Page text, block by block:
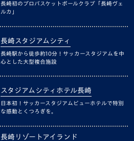
長崎初のプロバスケットボールクラブ「長崎ヴェ
ルカ」
長崎スタジアムシティ
長崎駅から徒歩約10分！サッカースタジアムを中
心とした大型複合施設
スタジアムシティホテル長崎
日本初！サッカースタジアムビューホテルで特別
な感動とくつろぎを。
長崎リゾートアイランド